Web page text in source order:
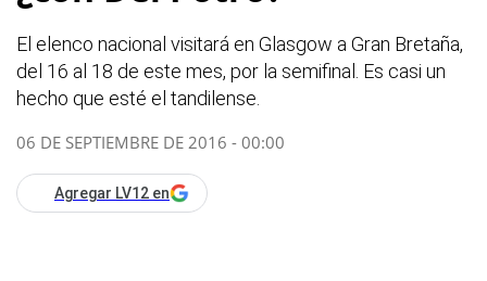
El elenco nacional visitará en Glasgow a Gran Bretaña,
del 16 al 18 de este mes, por la semifinal. Es casi un
hecho que esté el tandilense.
06 DE SEPTIEMBRE DE 2016 - 00:00
Agregar LV12 en